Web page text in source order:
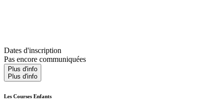
Dates d'inscription
Pas encore communiquées
Plus d'info
Plus d'info
Les Courses Enfants